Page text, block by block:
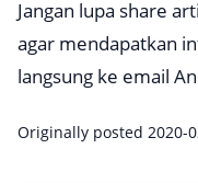
Jangan lupa share
agar mendapatkan
langsung ke email
Originally posted 2020-